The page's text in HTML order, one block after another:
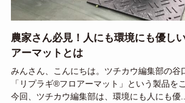
農家さん必見！人にも環境にも優し
アーマットとは
みんさん、こんにちは。ツチカウ編集部の谷
「リプラギ®フロアーマット」という製品を
今回、ツチカウ編集部は、環境にも人にも優